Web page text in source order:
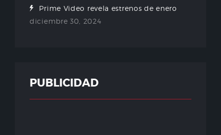
Prime Video revela estrenos de enero
diciembre 30, 2024
PUBLICIDAD